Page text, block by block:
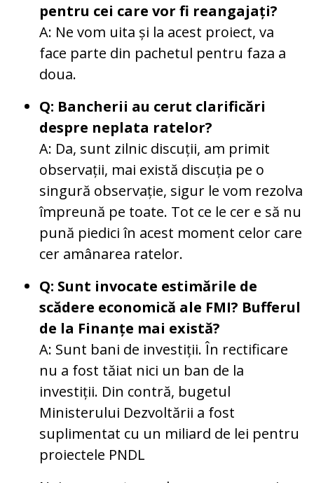
pentru cei care vor fi reangajați?
A: Ne vom uita și la acest proiect, va
face parte din pachetul pentru faza a
doua.
Q: Bancherii au cerut clarificări
despre neplata ratelor?
A: Da, sunt zilnic discuții, am primit
observații, mai există discuția pe o
singură observație, sigur le vom rezolva
împreună pe toate. Tot ce le cer e să nu
pună piedici în acest moment celor care
cer amânarea ratelor.
Q: Sunt invocate estimările de
scădere economică ale FMI? Bufferul
de la Finanțe mai există?
A: Sunt bani de investiții. În rectificare
nu a fost tăiat nici un ban de la
investiții. Din contră, bugetul
Ministerului Dezvoltării a fost
suplimentat cu un miliard de lei pentru
proiectele PNDL